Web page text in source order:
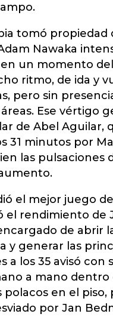
tomó propiedad
Nawaka
un momento
ritmo, de ida y
pero sin
Ese vértigo
de Abel Aguilar,
31 minutos por
las pulsaciones
el mejor juego
el rendimiento de
de abrir
y generar las
a los 35 avisó con
a mano dentro
polacos en el piso,
por Jan